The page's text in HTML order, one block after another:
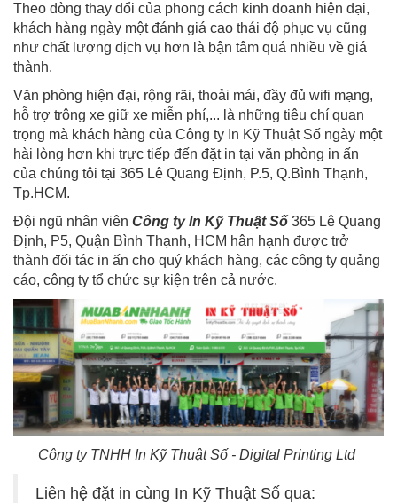
Theo dòng thay đổi của phong cách kinh doanh hiện đại,
khách hàng ngày một đánh giá cao thái độ phục vụ cũng
như chất lượng dịch vụ hơn là bận tâm quá nhiều về giá
thành.
Văn phòng hiện đại, rộng rãi, thoải mái, đầy đủ wifi mạng,
hỗ trợ trông xe giữ xe miễn phí,... là những tiêu chí quan
trọng mà khách hàng của Công ty In Kỹ Thuật Số ngày một
hài lòng hơn khi trực tiếp đến đặt in tại văn phòng in ấn
của chúng tôi tại 365 Lê Quang Định, P.5, Q.Bình Thạnh,
Tp.HCM.
Đội ngũ nhân viên Công ty In Kỹ Thuật Số 365 Lê Quang
Định, P5, Quận Bình Thạnh, HCM hân hạnh được trở
thành đối tác in ấn cho quý khách hàng, các công ty quảng
cáo, công ty tổ chức sự kiện trên cả nước.
Công ty TNHH In Kỹ Thuật Số - Digital Printing Ltd
Liên hệ đặt in cùng In Kỹ Thuật Số qua: